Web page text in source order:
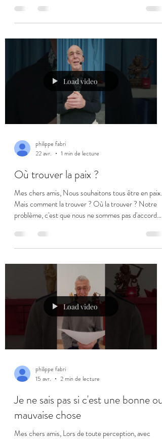
aux dépens des autres, en profitant d'eux ? Agit-on
pour le bien des êtres uniquement sans tenir compte
identiques dans les deux cas ? Le vécu sera-t-il le
même ? Dans la méditation Souhaite-t-on obtenir la
paix juste pour nous m
Load video
philippe fabri
22 avr.
1 min de lecture
Où trouver la paix ?
Mes chers amis, Nous souhaitons tous être en paix.
Mais comment la trouver ? Où la trouver ? Notre
problème, c'est que nous ne sommes pas d'accord
dans notre vie, avec ce que les autres font, et parfois
même avec ce que nous-mêmes nous faisons. C'est
permanence. Pourquoi "je" veut-il autre chose que
ce qui est ? Vouloir autre chose que ce qui est est
une pensée. La méd
Load video
philippe fabri
15 avr.
2 min de lecture
Je ne sais pas si c'est une bonne ou
mauvaise chose
Mes chers amis, Lors de toute perception, avec